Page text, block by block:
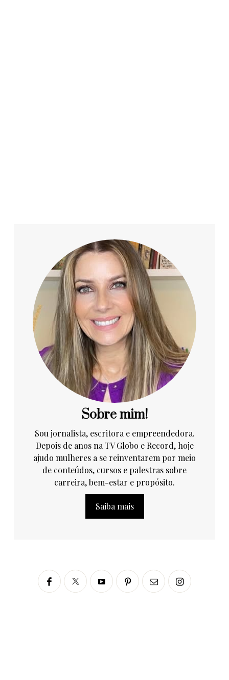
Sobre mim!
Sou jornalista, escritora e empreendedora.
Depois de anos na TV Globo e Record, hoje
ajudo mulheres a se reinventarem por meio
de conteúdos, cursos e palestras sobre
carreira, bem-estar e propósito.
Saiba mais